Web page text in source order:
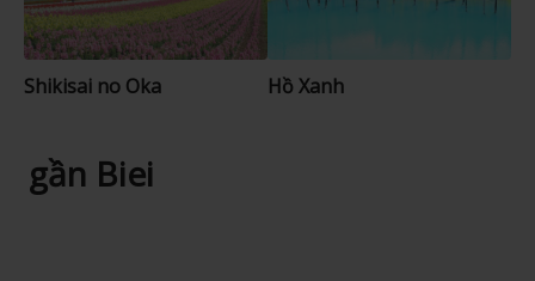
Shikisai no Oka Hồ Xanh
gần Biei